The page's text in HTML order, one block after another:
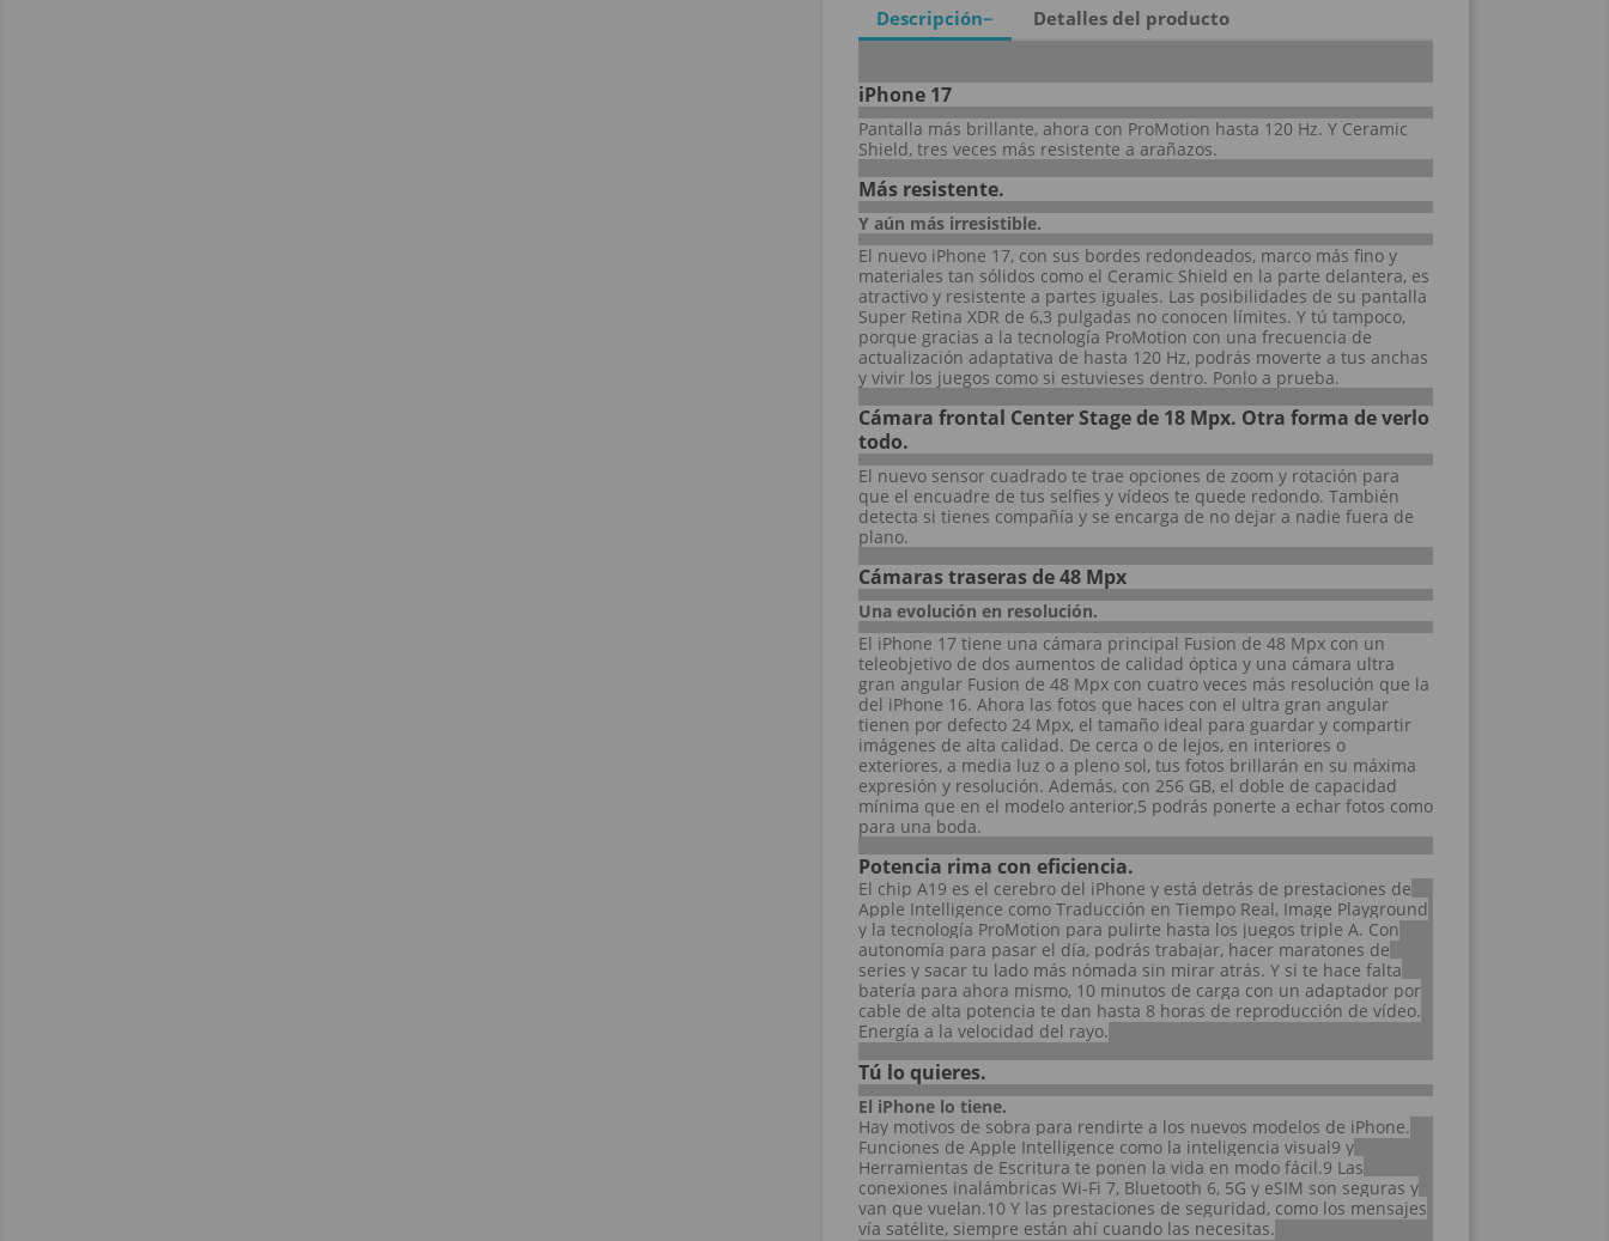
Descripción Detalles del producto
iPhone 17
Pantalla más brillante, ahora con ProMotion hasta 120 Hz. Y Ceramic
Shield, tres veces más resistente a arañazos.
Más resistente.
Y aún más irresistible.
El nuevo iPhone 17, con sus bordes redondeados, marco más fino y
materiales tan sólidos como el Ceramic Shield en la parte delantera, es
atractivo y resistente a partes iguales. Las posibilidades de su pantalla
Super Retina XDR de 6,3 pulgadas no conocen límites. Y tú tampoco,
porque gracias a la tecnología ProMotion con una frecuencia de
actualización adaptativa de hasta 120 Hz, podrás moverte a tus anchas
y vivir los juegos como si estuvieses dentro. Ponlo a prueba.
Cámara frontal Center Stage de 18 Mpx. Otra forma de verlo
todo.
El nuevo sensor cuadrado te trae opciones de zoom y rotación para
que el encuadre de tus selfies y vídeos te quede redondo. También
detecta si tienes compañía y se encarga de no dejar a nadie fuera de
plano.
Cámaras traseras de 48 Mpx
Una evolución en resolución.
El iPhone 17 tiene una cámara principal Fusion de 48 Mpx con un
teleobjetivo de dos aumentos de calidad óptica y una cámara ultra
gran angular Fusion de 48 Mpx con cuatro veces más resolución que la
del iPhone 16. Ahora las fotos que haces con el ultra gran angular
tienen por defecto 24 Mpx, el tamaño ideal para guardar y compartir
imágenes de alta calidad. De cerca o de lejos, en interiores o
exteriores, a media luz o a pleno sol, tus fotos brillarán en su máxima
expresión y resolución. Además, con 256 GB, el doble de capacidad
mínima que en el modelo anterior,5 podrás ponerte a echar fotos como
para una boda.
Potencia rima con eficiencia.
El chip A19 es el cerebro del iPhone y está detrás de prestaciones de
Apple Intelligence como Traducción en Tiempo Real, Image Playground
y la tecnología ProMotion para pulirte hasta los juegos triple A. Con
autonomía para pasar el día, podrás trabajar, hacer maratones de
series y sacar tu lado más nómada sin mirar atrás. Y si te hace falta
batería para ahora mismo, 10 minutos de carga con un adaptador por
cable de alta potencia te dan hasta 8 horas de reproducción de vídeo.
Energía a la velocidad del rayo.
Tú lo quieres.
El iPhone lo tiene.
Hay motivos de sobra para rendirte a los nuevos modelos de iPhone.
Funciones de Apple Intelligence como la inteligencia visual9 y
Herramientas de Escritura te ponen la vida en modo fácil.9 Las
conexiones inalámbricas Wi‑Fi 7, Bluetooth 6, 5G y eSIM son seguras y
van que vuelan.10 Y las prestaciones de seguridad, como los mensajes
vía satélite, siempre están ahí cuando las necesitas.